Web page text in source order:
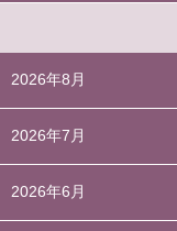
2026年8月
2026年7月
2026年6月